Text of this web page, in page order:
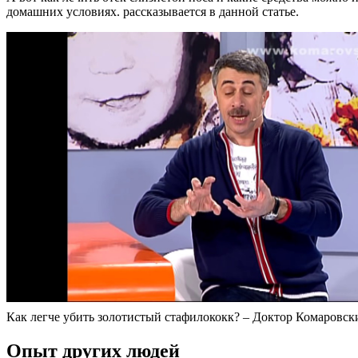
домашних условиях. рассказывается в данной статье.
Как легче убить золотистый стафилококк? – Доктор
Опыт других людей